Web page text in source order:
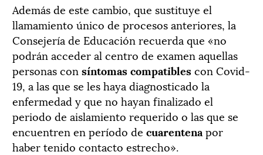
Además de este cambio, que sustituye el
llamamiento único de procesos anteriores, la
Consejería de Educación recuerda que «no
podrán acceder al centro de examen aquellas
personas con síntomas compatiblescon Covid-
19, a las que se les haya diagnosticado la
enfermedad y que no hayan finalizado el
periodo de aislamiento requerido o las que se
encuentren en período de cuarentena por
haber tenido contacto estrecho».